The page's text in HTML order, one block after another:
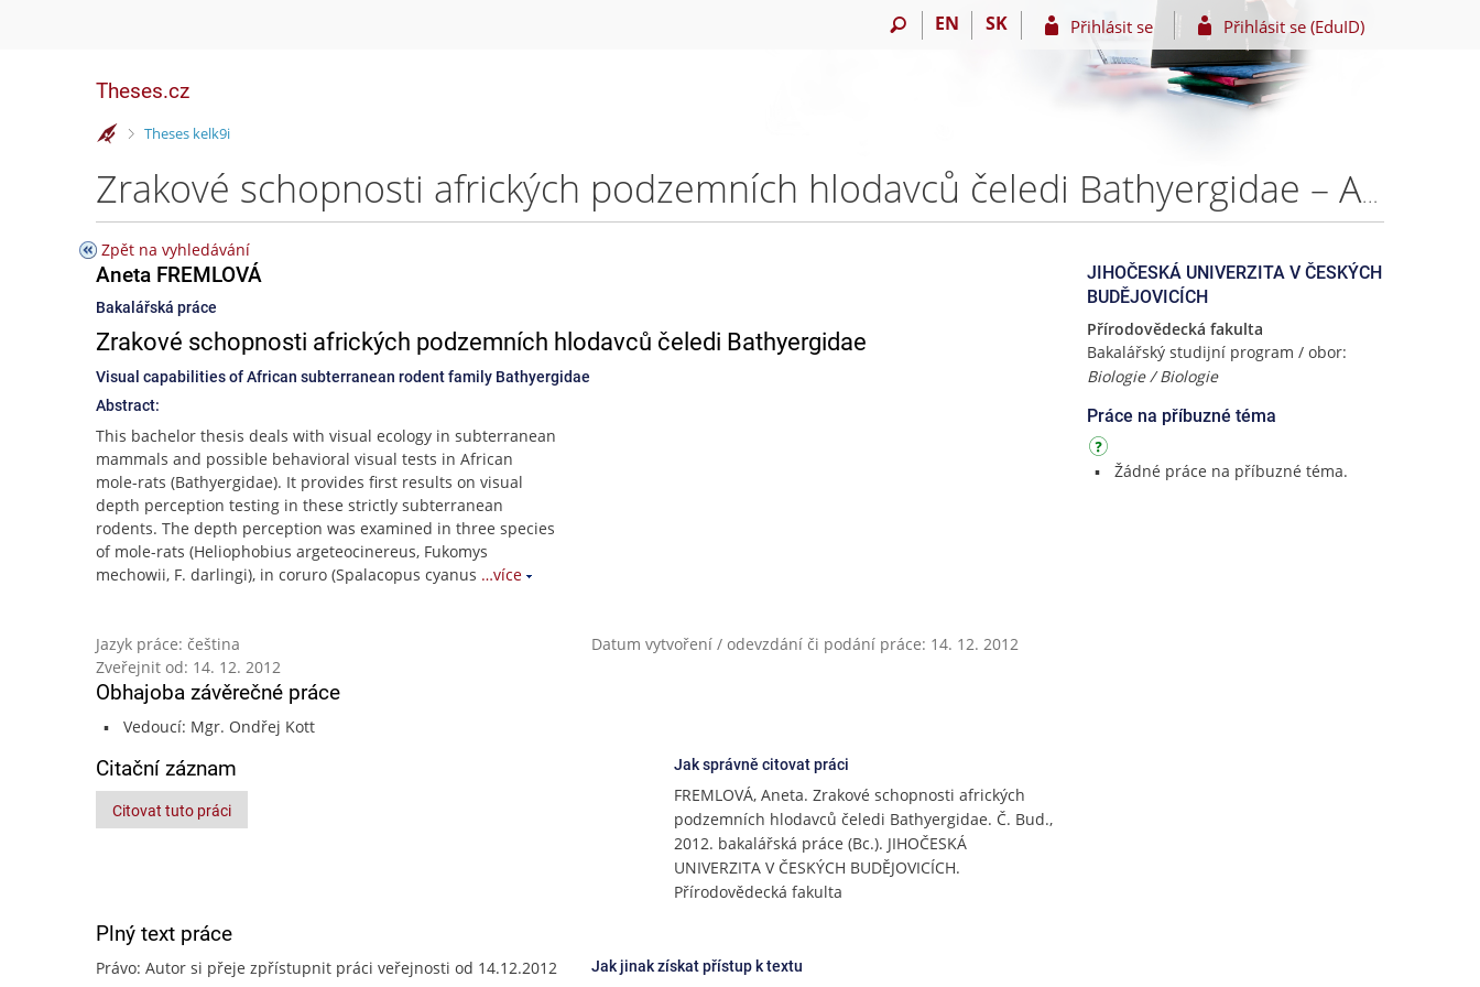
EN SK Přihlásit se Přihlásit se (EduID)
Theses.cz
>
Theses kelk9i
Zrakové schopnosti afrických podzemních hlodavců čeledi Bathyergidae – Aneta FREMLOVÁ
Zpět na vyhledávání
Aneta FREMLOVÁ
Bakalářská práce
Zrakové schopnosti afrických podzemních hlodavců čeledi Bathyergidae
Visual capabilities of African subterranean rodent family Bathyergidae
Abstract:
This bachelor thesis deals with visual ecology in subterranean
mammals and possible behavioral visual tests in African
mole-rats (Bathyergidae). It provides first results on visual
depth perception testing in these strictly subterranean
rodents. The depth perception was examined in three species
of mole-rats (Heliophobius argeteocinereus, Fukomys
mechowii, F. darlingi), in coruro (Spalacopus cyanus …více
Jazyk práce: čeština
Datum vytvoření / odevzdání či podání práce: 14. 12. 2012
Zveřejnit od: 14. 12. 2012
Obhajoba závěrečné práce
Vedoucí: Mgr. Ondřej Kott
Citační záznam
Citovat tuto práci
Jak správně citovat práci
FREMLOVÁ, Aneta. Zrakové schopnosti afrických
podzemních hlodavců čeledi Bathyergidae. Č. Bud.,
2012. bakalářská práce (Bc.). JIHOČESKÁ
UNIVERZITA V ČESKÝCH BUDĚJOVICÍCH.
Přírodovědecká fakulta
Plný text práce
Právo: Autor si přeje zpřístupnit práci veřejnosti od 14.12.2012 Jak jinak získat přístup k textu
JIHOČESKÁ UNIVERZITA V ČESKÝCH
BUDĚJOVICÍCH
Přírodovědecká fakulta
Bakalářský studijní program / obor:
Biologie / Biologie
Práce na příbuzné téma
Žádné práce na příbuzné téma.